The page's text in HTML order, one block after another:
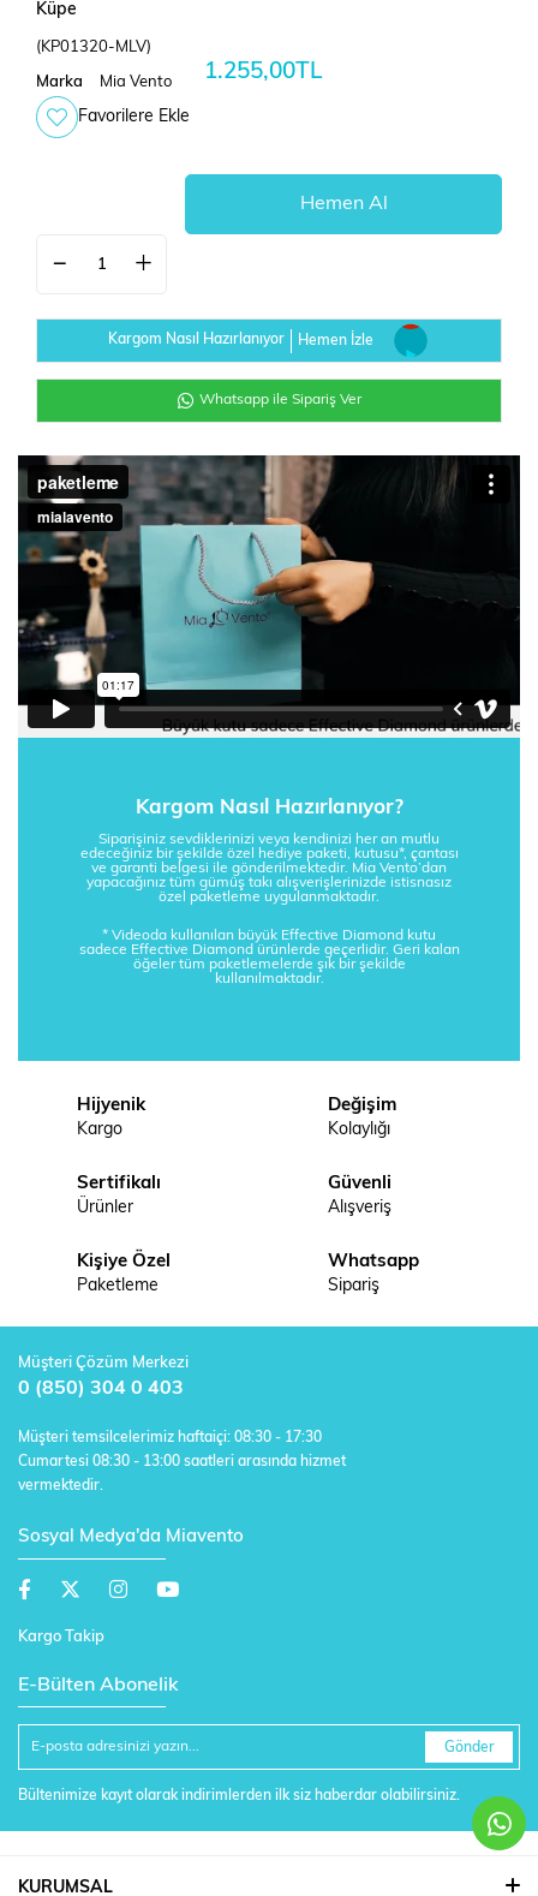
Küpe
(KP01320-MLV)
Marka Mia Vento 1.255,00TL
Favorilere Ekle
Kargom Nasıl Hazırlanıyor Hemen İzle
Whatsapp ile Sipariş Ver
Kargom Nasıl Hazırlanıyor?
Siparişiniz sevdiklerinizi veya kendinizi her an mutlu
edeceğiniz bir şekilde özel hediye paketi, kutusu*, çantası
ve garanti belgesi ile gönderilmektedir. Mia Vento’dan
yapacağınız tüm gümüş takı alışverişlerinizde istisnasız
özel paketleme uygulanmaktadır.
* Videoda kullanılan büyük Effective Diamond kutu
sadece Effective Diamond ürünlerde geçerlidir. Geri kalan
öğeler tüm paketlemelerde şık bir şekilde
kullanılmaktadır.
Hijyenik
Kargo
Değişim
Kolaylığı
Sertifikalı
Ürünler
Güvenli
Alışveriş
Kişiye Özel
Paketleme
Whatsapp
Sipariş
Müşteri Çözüm Merkezi
0 (850) 304 0 403
Müşteri temsilcelerimiz haftaiçi: 08:30 - 17:30
Cumartesi 08:30 - 13:00 saatleri arasında hizmet
vermektedir.
Sosyal Medya'da Miavento
Kargo Takip
E-Bülten Abonelik
Gönder
Bültenimize kayıt olarak indirimlerden ilk siz haberdar olabilirsiniz.
KURUMSAL